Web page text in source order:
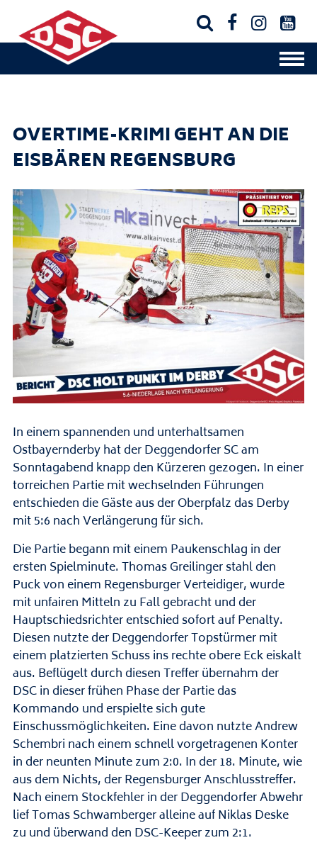
   
OVERTIME-KRIMI GEHT AN DIE
EISBÄREN REGENSBURG
In einem spannenden und unterhaltsamen
Ostbayernderby hat der Deggendorfer SC am
Sonntagabend knapp den Kürzeren gezogen. In einer
torreichen Partie mit wechselnden Führungen
entschieden die Gäste aus der Oberpfalz das Derby
mit 5:6 nach Verlängerung für sich.
Die Partie begann mit einem Paukenschlag in der
ersten Spielminute. Thomas Greilinger stahl den
Puck von einem Regensburger Verteidiger, wurde
mit unfairen Mitteln zu Fall gebracht und der
Hauptschiedsrichter entschied sofort auf Penalty.
Diesen nutzte der Deggendorfer Topstürmer mit
einem platzierten Schuss ins rechte obere Eck eiskalt
aus. Beflügelt durch diesen Treffer übernahm der
DSC in dieser frühen Phase der Partie das
Kommando und erspielte sich gute
Einschussmöglichkeiten. Eine davon nutzte Andrew
Schembri nach einem schnell vorgetragenen Konter
in der neunten Minute zum 2:0. In der 18. Minute, wie
aus dem Nichts, der Regensburger Anschlusstreffer.
Nach einem Stockfehler in der Deggendorfer Abwehr
lief Tomas Schwamberger alleine auf Niklas Deske
zu und überwand den DSC-Keeper zum 2:1.